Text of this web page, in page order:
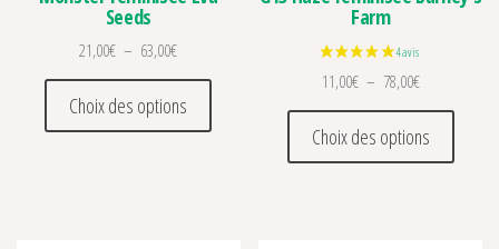
Seeds
21,00€ – 63,00€Plage de prix : 21,00€ à 63,00€
Choix des options
Ce produit a plusieurs variations. Les
Farm
11,00€ – 78,00€Plage de prix
Choix des options
Ce